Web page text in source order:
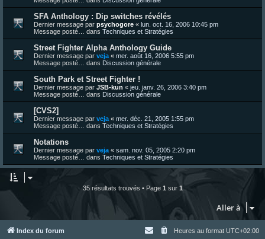
SFA Anthology : Dip switches révélés
Dernier message par psychogore « lun. oct. 16, 2006 10:45 pm
Message posté… dans Techniques et Stratégies
Street Fighter Alpha Anthology Guide
Dernier message par veja « mer. août 16, 2006 5:55 pm
Message posté… dans Discussion générale
South Park et Street Fighter !
Dernier message par JSB-kun « jeu. janv. 26, 2006 3:40 pm
Message posté… dans Discussion générale
[CVS2]
Dernier message par veja « mer. déc. 21, 2005 1:55 pm
Message posté… dans Techniques et Stratégies
Notations
Dernier message par veja « sam. nov. 05, 2005 2:20 pm
Message posté… dans Techniques et Stratégies
35 résultats trouvés • Page 1 sur 1
Aller à
Index du forum Heures au format UTC+02:00